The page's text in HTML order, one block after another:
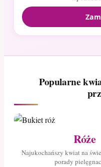
Popularne
Róże
Najukochańszy kwiat na
porady